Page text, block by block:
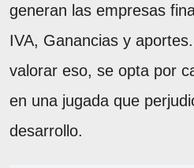
generan las empresas
IVA, Ganancias y
valorar eso, se opta por
en una jugada que
desarrollo.